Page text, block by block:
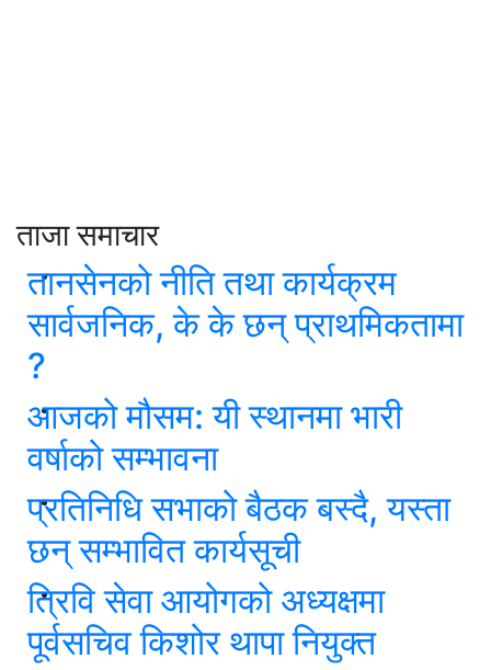
ताजा समाचार
तानसेनको नीति तथा कार्यक्रम
सार्वजनिक, के के छन् प्राथमिकतामा
?
आजको मौसम: यी स्थानमा भारी
वर्षाको सम्भावना
प्रतिनिधि सभाको बैठक बस्दै, यस्ता
छन् सम्भावित कार्यसूची
त्रिवि सेवा आयोगको अध्यक्षमा
पूर्वसचिव किशोर थापा नियुक्त